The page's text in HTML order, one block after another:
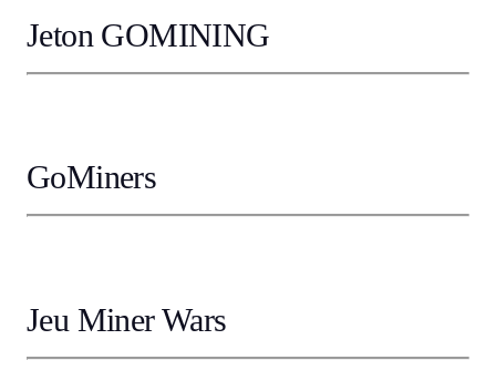
Jeton GOMINING
GoMiners
Jeu Miner Wars